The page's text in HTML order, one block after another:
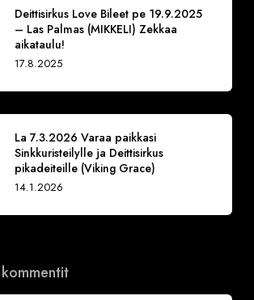
Deittisirkus Love Bileet pe 19.9.2025
– Las Palmas (MIKKELI) Zekkaa
aikataulu!
17.8.2025
La 7.3.2026 Varaa paikkasi
Sinkkuristeilylle ja Deittisirkus
pikadeiteille (Viking Grace)
14.1.2026